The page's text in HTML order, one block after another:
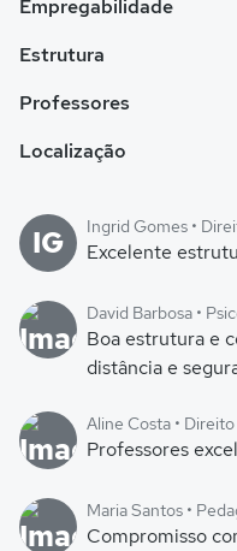
Empregabilidade
Estrutura
Professores
Localização
IG Ingrid Gomes •
Excelente
David Barbosa •
Boa estrutura e
distância e
Aline Costa • Direito
Professores
Maria Santos •
Compromisso